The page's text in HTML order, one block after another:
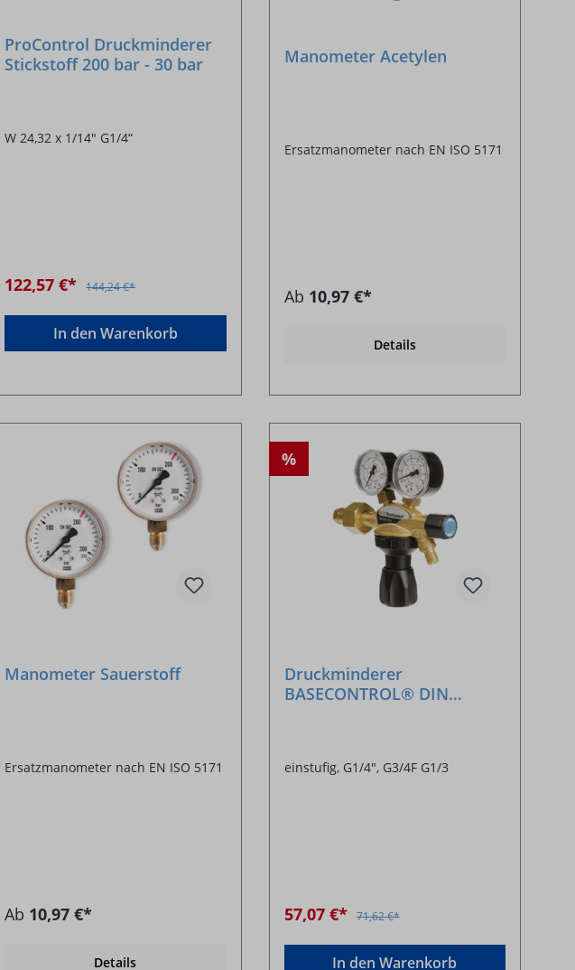
ProControl Druckminderer
Stickstoff 200 bar - 30 bar
W 24,32 x 1/14" G1/4“
122,57 €* 144,24 €*
In den Warenkorb
Manometer Acetylen
Ersatzmanometer nach EN ISO 5171
Ab 10,97 €*
Details
Manometer Sauerstoff
Ersatzmanometer nach EN ISO 5171
Ab 10,97 €*
Details
%
Druckminderer
BASECONTROL® DIN
einstufig, G1/4", G3/4F G1/3
57,07 €* 71,62 €*
In den Warenkorb